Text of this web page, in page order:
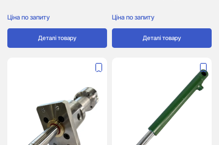
Ціна по запиту
Деталі товару
Ціна по запиту
Деталі товару